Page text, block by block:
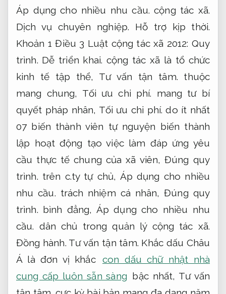
Áp dụng cho nhiều nhu cầu. cộng tác xã.
Dịch vụ chuyên nghiệp.
Hỗ trợ kịp thời.
Khoản 1 Điều 3 Luật cộng tác xã 2012: Quy
trình. Dễ triển khai. cộng tác xã là tổ chức
kinh tế tập thể, Tư vấn tận tâm. thuộc
mang chung, Tối ưu chi phí. mang tư bí
quyết pháp nhân, Tối ưu chi phí. do ít nhất
07 biến thành viên tự nguyện biến thành
lập hoạt động tạo việc làm đáp ứng yêu
cầu thực tế chung của xã viên,Đúng quy
trình. trên c.ty tự chủ, Áp dụng cho nhiều
nhu cầu. trách nhiệm cá nhân,Đúng quy
trình. bình đẳng, Áp dụng cho nhiều nhu
cầu. dân chủ trong quản lý cộng tác xã.
Đồng hành. Tư vấn tận tâm. Khắc dấu Châu
Á là đơn vị khắc con dấu chữ nhật nhà
cung cấp luôn sẵn sàng bậc nhất, Tư vấn